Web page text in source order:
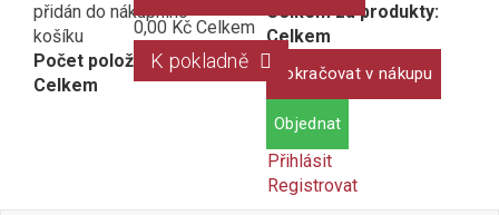
0,00 Kč Celkem
K pokladně
přidán do nákupního
košíku
Počet položek:
Celkem
Celkem za produkty:
Celkem
Pokračovat v nákupu
Objednat
Přihlásit
Registrovat